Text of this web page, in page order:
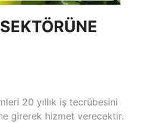
20 yıllık iş tecrübesini
girerek hizmet verecektir.